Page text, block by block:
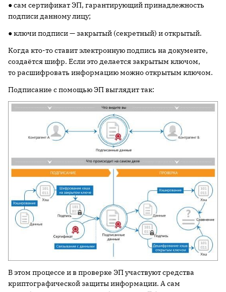
● сам сертификат ЭП, гарантирующий принадлежность
подписи данному лицу;
● ключи подписи — закрытый (секретный) и открытый.
Когда кто-то ставит электронную подпись на документе,
создаётся шифр. Если это делается закрытым ключом,
то расшифровать информацию можно открытым ключом.
Подписание с помощью ЭП выглядит так:
В этом процессе и в проверке ЭП участвуют средства
криптографической защиты информации. А сам